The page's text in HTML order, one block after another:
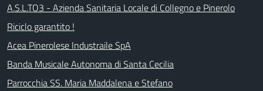
A.S.L.TO3 - Azienda Sanitaria Locale di Collegno e Pinerolo
Riciclo garantito !
Acea Pinerolese Industraile SpA
Banda Musicale Autonoma di Santa Cecilia
Parrocchia SS. Maria Maddalena e Stefano